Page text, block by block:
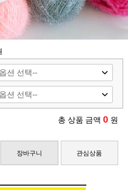
총 상품 금액 0 원
장바구니 관심상품